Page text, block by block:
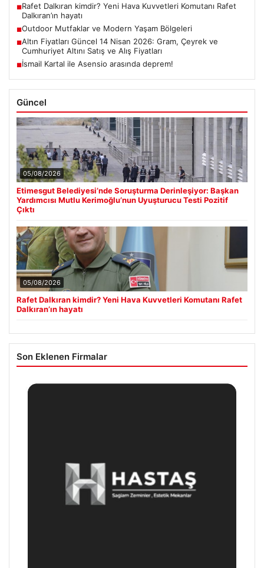
■Rafet Dalkıran kimdir? Yeni Hava Kuvvetleri Komutanı Rafet
Dalkıran’ın hayatı
■Outdoor Mutfaklar ve Modern Yaşam Bölgeleri
■Altın Fiyatları Güncel 14 Nisan 2026: Gram, Çeyrek ve
Cumhuriyet Altını Satış ve Alış Fiyatları
■İsmail Kartal ile Asensio arasında deprem!
Güncel
05/08/2026
Etimesgut Belediyesi’nde Soruşturma Derinleşiyor: Başkan
Yardımcısı Mutlu Kerimoğlu’nun Uyuşturucu Testi Pozitif
Çıktı
05/08/2026
Rafet Dalkıran kimdir? Yeni Hava Kuvvetleri Komutanı Rafet
Dalkıran’ın hayatı
Son Eklenen Firmalar